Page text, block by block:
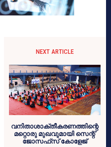
NEXT ARTICLE
വനിതാശാക്തീകരണത്തിന്റെ
മറ്റൊരു മുഖവുമായി സെന്റ്
ജോസഫ്‌സ് കോളേജ്